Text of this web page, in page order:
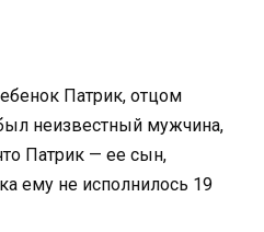
Патрик, отцом
неизвестный мужчина,
Патрик — ее сын,
ему не исполнилось 19